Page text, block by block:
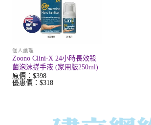
個人護理
Zoono Clini-X 24小時長效殺
菌泡沫搓手液 (家用版250ml)
原價：$398
優惠價：$318